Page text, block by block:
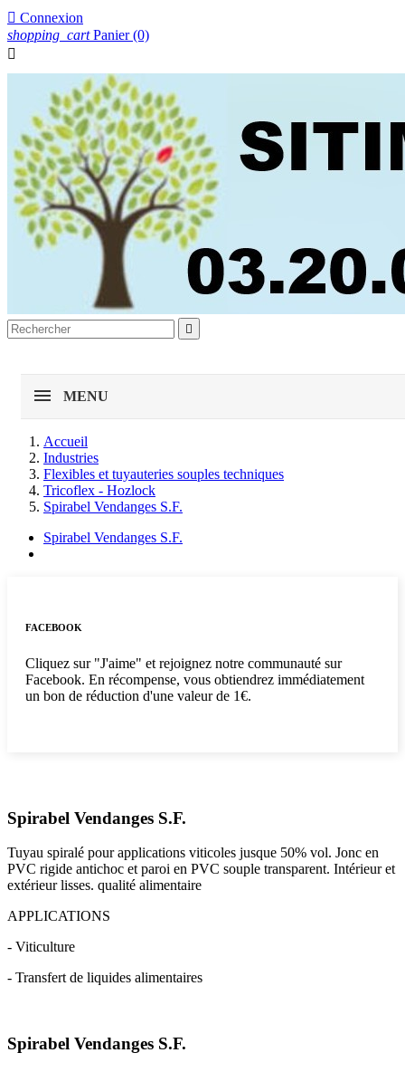
 Connexion
shopping_cart Panier (0)


MENU
Accueil
Industries
Flexibles et tuyauteries souples techniques
Tricoflex - Hozlock
Spirabel Vendanges S.F.
Spirabel Vendanges S.F.
FACEBOOK
Cliquez sur "J'aime" et rejoignez notre communauté sur
Facebook. En récompense, vous obtiendrez immédiatement
un bon de réduction d'une valeur de 1€.
Spirabel Vendanges S.F.
Tuyau spiralé pour applications viticoles jusque 50% vol. Jonc en
PVC rigide antichoc et paroi en PVC souple transparent. Intérieur et
extérieur lisses. qualité alimentaire
APPLICATIONS
- Viticulture
- Transfert de liquides alimentaires
Spirabel Vendanges S.F.